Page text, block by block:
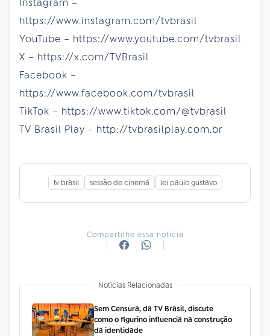
https://www.instagram.com/tvbrasil
YouTube – https://www.youtube.com/tvbrasil
X – https://x.com/TVBrasil
Facebook –
https://www.facebook.com/tvbrasil
TikTok – https://www.tiktok.com/@tvbrasil
TV Brasil Play - http://tvbrasilplay.com.br
tv brasil sessão de cinema lei paulo gustavo
Compartilhe essa notícia
Notícias Relacionadas
Sem Censura, da TV Brasil, discute
como o figurino influencia na construção
da identidade